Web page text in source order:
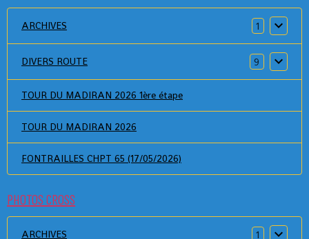
ARCHIVES 1
DIVERS ROUTE 9
TOUR DU MADIRAN 2026 1ère étape
TOUR DU MADIRAN 2026
FONTRAILLES CHPT 65 (17/05/2026)
PHOTOS CROSS
ARCHIVES 1